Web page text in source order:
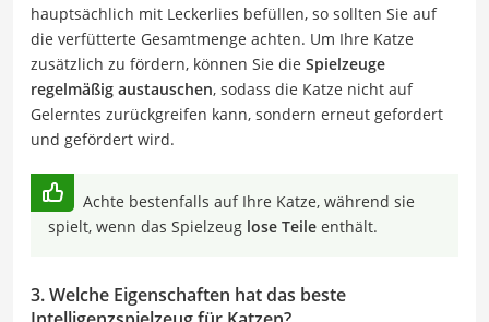
hauptsächlich mit Leckerlies befüllen, so sollten Sie auf
die verfütterte Gesamtmenge achten. Um Ihre Katze
zusätzlich zu fördern, können Sie die Spielzeuge
regelmäßig austauschen, sodass die Katze nicht auf
Gelerntes zurückgreifen kann, sondern erneut gefordert
und gefördert wird.
Achte bestenfalls auf Ihre Katze, während sie
spielt, wenn das Spielzeug lose Teile enthält.
3. Welche Eigenschaften hat das beste